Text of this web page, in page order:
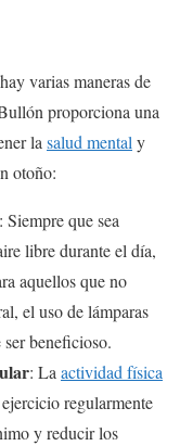
varias maneras de
proporciona una
la salud mental y
otoño:
: Siempre que sea
libre durante el día,
aquellos que no
el uso de lámparas
beneficioso.
: La actividad física
regularmente
y reducir los